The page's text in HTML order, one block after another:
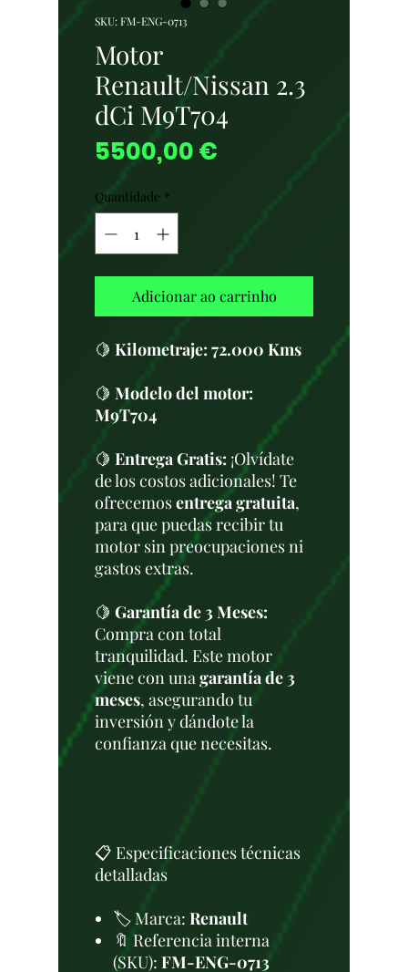
SKU: FM-ENG-0713
Motor
Renault/Nissan 2.3
dCi M9T704
5500,00 €
Quantidade *
Adicionar ao carrinho
🍋 Kilometraje: 72.000 Kms
🍋 Modelo del motor:
M9T704
🍋 Entrega Gratis: ¡Olvídate
de los costos adicionales! Te
ofrecemosentrega gratuita,
para que puedas recibir tu
motor sin preocupaciones ni
gastos extras.
🍋 Garantía de 3 Meses:
Compra con total
tranquilidad. Este motor
viene con unagarantía de 3
meses, asegurando tu
inversión y dándote la
confianza que necesitas.
📋 Especificaciones técnicas
detalladas
🏷️ Marca: Renault
🔖 Referencia interna
(SKU): FM-ENG-0713